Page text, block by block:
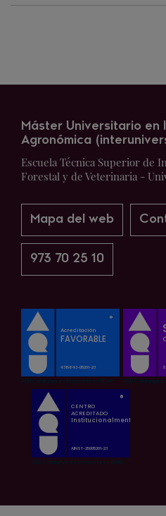
Máster Universitario en
Agronómica
Escuela Técnica Superior de
Forestal y de Veterinaria -
Mapa del web
973 70 25 10